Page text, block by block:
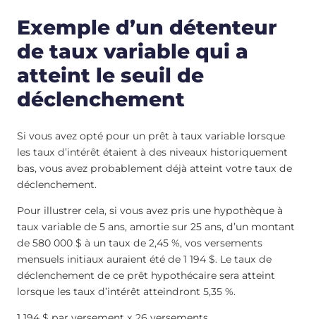
Exemple d’un détenteur
de taux variable qui a
atteint le seuil de
déclenchement
Si vous avez opté pour un prêt à taux variable lorsque
les taux d’intérêt étaient à des niveaux historiquement
bas, vous avez probablement déjà atteint votre taux de
déclenchement.
Pour illustrer cela, si vous avez pris une hypothèque à
taux variable de 5 ans, amortie sur 25 ans, d’un montant
de 580 000 $ à un taux de 2,45 %, vos versements
mensuels initiaux auraient été de 1 194 $. Le taux de
déclenchement de ce prêt hypothécaire sera atteint
lorsque les taux d’intérêt atteindront 5,35 %.